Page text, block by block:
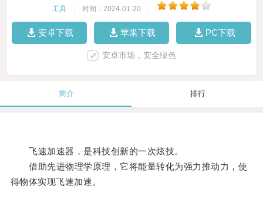
工具 时间：2024-01-20
安卓下载 苹果下载 PC下载
安卓市场，安全绿色
简介 排行
飞速加速器，是科技创新的一次炫技。
借助先进物理学原理，它将能量转化为强力推动力，使
得物体实现飞速加速。